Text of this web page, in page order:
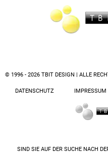
© 1996 - 2026 TBIT DESIGN | ALLE
DATENSCHUTZ IMPRESSUM
SIND SIE AUF DER SUCHE NACH